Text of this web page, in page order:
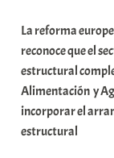
La reforma
reconoce que el
estructural
Alimentación y
incorporar el
estructural